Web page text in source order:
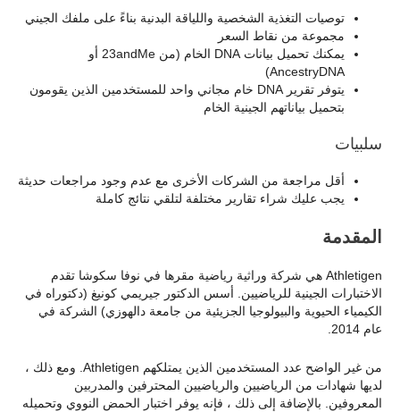
توصيات التغذية الشخصية واللياقة البدنية بناءً على ملفك الجيني
مجموعة من نقاط السعر
يمكنك تحميل بيانات DNA الخام (من 23andMe أو
AncestryDNA)
يتوفر تقرير DNA خام مجاني واحد للمستخدمين الذين يقومون
بتحميل بياناتهم الجينية الخام
سلبيات
أقل مراجعة من الشركات الأخرى مع عدم وجود مراجعات حديثة
يجب عليك شراء تقارير مختلفة لتلقي نتائج كاملة
المقدمة
Athletigen هي شركة وراثية رياضية مقرها في نوفا سكوشا تقدم
الاختبارات الجينية للرياضيين. أسس الدكتور جيريمي كونيغ (دكتوراه في
الكيمياء الحيوية والبيولوجيا الجزيئية من جامعة دالهوزي) الشركة في
عام 2014.
من غير الواضح عدد المستخدمين الذين يمتلكهم Athletigen. ومع ذلك ،
لديها شهادات من الرياضيين والرياضيين المحترفين والمدربين
المعروفين. بالإضافة إلى ذلك ، فإنه يوفر اختبار الحمض النووي وتحميله